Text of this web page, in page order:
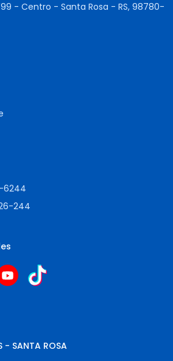
- Centro - Santa Rosa - RS, 98780-
6244
244
- SANTA ROSA